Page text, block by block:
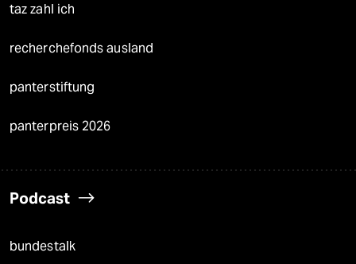
taz zahl ich
recherchefonds ausland
panterstiftung
panterpreis 2026
Podcast
bundestalk